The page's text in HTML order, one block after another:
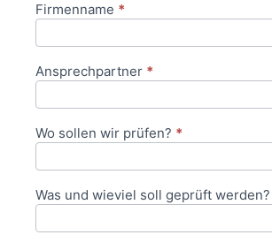
Anfrageformular
Firmenname *
Ansprechpartner *
Wo sollen wir prüfen? *
Was und wieviel soll geprüft werden?